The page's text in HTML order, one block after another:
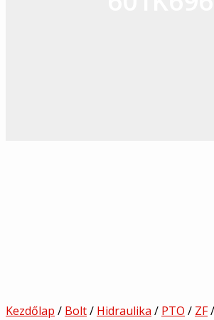
Kezdőlap / Bolt/ Hidraulika / PTO / ZF/